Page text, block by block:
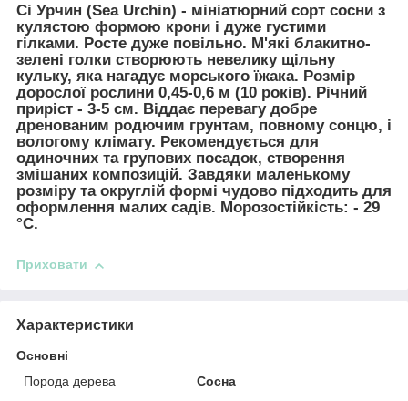
Сі Урчин (Sea Urchin) - мініатюрний сорт сосни з
кулястою формою крони і дуже густими
гілками. Росте дуже повільно. М'які блакитно-
зелені голки створюють невелику щільну
кульку, яка нагадує морського їжака. Розмір
дорослої рослини 0,45-0,6 м (10 років). Річний
приріст - 3-5 см. Віддає перевагу добре
дренованим родючим грунтам, повному сонцю, і
вологому клімату. Рекомендується для
одиночних та групових посадок, створення
змішаних композицій. Завдяки маленькому
розміру та округлій формі чудово підходить для
оформлення малих садів. Морозостійкість: - 29
°C.
Приховати
Характеристики
Основні
Порода дерева
Сосна